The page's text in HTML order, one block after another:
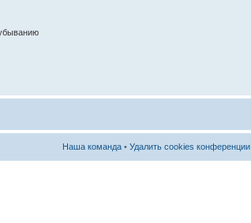
Наша команда • Удалить cookies конференции